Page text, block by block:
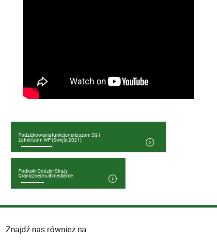
Podziękowania funkcjonariuszom SG i
żołnierzom WP (Święta 2021)
Podlaski Oddział Straży
Granicznej multimedialnie
Znajdź nas również na